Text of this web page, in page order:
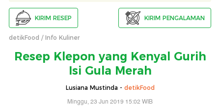
KIRIM RESEP KIRIM PENGALAMAN
detikFood Info Kuliner
Resep Klepon yang Kenyal Gurih
Isi Gula Merah
Lusiana Mustinda - detikFood
Minggu, 23 Jun 2019 15:02 WIB